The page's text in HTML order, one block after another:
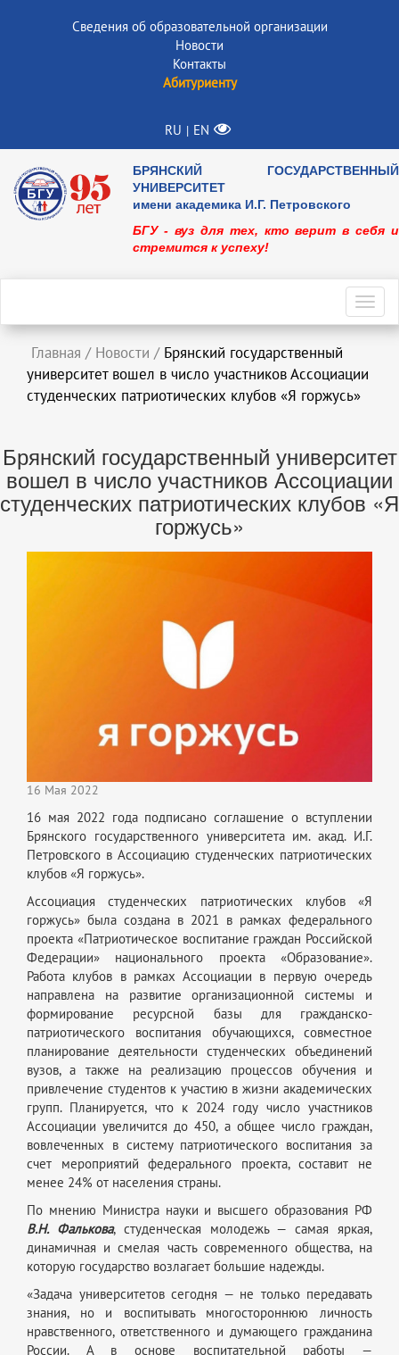
Сведения об образовательной организации
Новости
Контакты
Абитуриенту
RU | EN
БРЯНСКИЙ ГОСУДАРСТВЕННЫЙ
УНИВЕРСИТЕТ
имени академика И.Г. Петровского
БГУ - вуз для тех, кто верит в себя и
стремится к успеху!
Главная / Новости / Брянский государственный
университет вошел в число участников Ассоциации
студенческих патриотических клубов «Я горжусь»
Брянский государственный университет
вошел в число участников Ассоциации
студенческих патриотических клубов «Я
горжусь»
16 Мая 2022
16 мая 2022 года подписано соглашение о вступлении
Брянского государственного университета им. акад. И.Г.
Петровского в Ассоциацию студенческих патриотических
клубов «Я горжусь».
Ассоциация студенческих патриотических клубов «Я
горжусь» была создана в 2021 в рамках федерального
проекта «Патриотическое воспитание граждан Российской
Федерации» национального проекта «Образование».
Работа клубов в рамках Ассоциации в первую очередь
направлена на развитие организационной системы и
формирование ресурсной базы для гражданско-
патриотического воспитания обучающихся, совместное
планирование деятельности студенческих объединений
вузов, а также на реализацию процессов обучения и
привлечение студентов к участию в жизни академических
групп. Планируется, что к 2024 году число участников
Ассоциации увеличится до 450, а общее число граждан,
вовлеченных в систему патриотического воспитания за
счет мероприятий федерального проекта, составит не
менее 24% от населения страны.
По мнению Министра науки и высшего образования РФ
В.Н. Фалькова, студенческая молодежь — самая яркая,
динамичная и смелая часть современного общества, на
которую государство возлагает большие надежды.
«Задача университетов сегодня — не только передавать
знания, но и воспитывать многостороннюю личность
нравственного, ответственного и думающего гражданина
России. А в основе воспитательной работы —